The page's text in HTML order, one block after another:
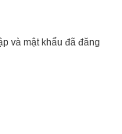
và mật khẩu đã đăng